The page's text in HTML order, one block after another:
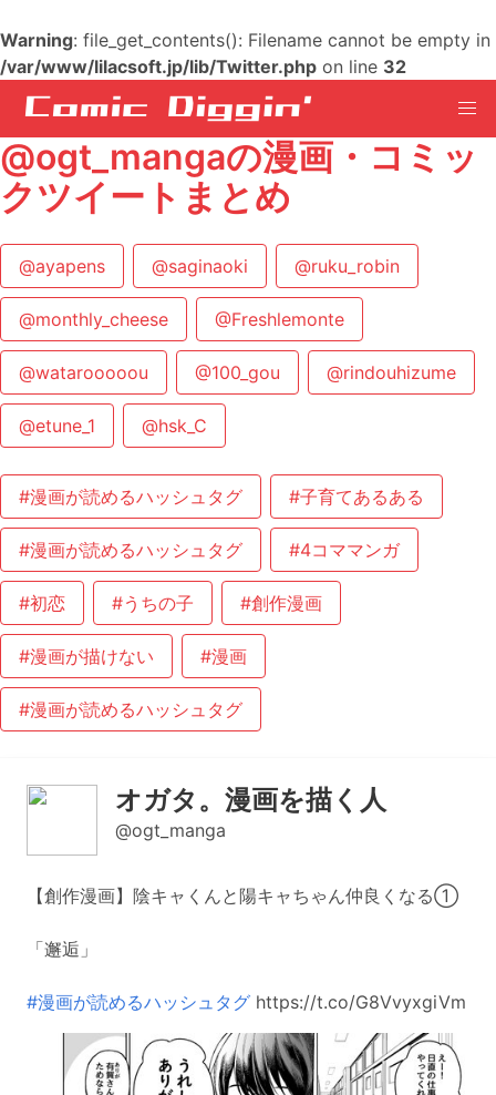
Warning: file_get_contents(): Filename cannot be empty in
/var/www/lilacsoft.jp/lib/Twitter.php on line 32
@ogt_mangaの漫画・コミッ
クツイートまとめ
@ayapens @saginaoki @ruku_robin
@monthly_cheese @Freshlemonte
@watarooooou @100_gou @rindouhizume
@etune_1 @hsk_C
#漫画が読めるハッシュタグ #子育てあるある
#漫画が読めるハッシュタグ #4コママンガ
#初恋 #うちの子 #創作漫画
#漫画が描けない #漫画
#漫画が読めるハッシュタグ
オガタ。漫画を描く人
@ogt_manga
【創作漫画】陰キャくんと陽キャちゃん仲良くなる①
「邂逅」
#漫画が読めるハッシュタグ https://t.co/G8VvyxgiVm